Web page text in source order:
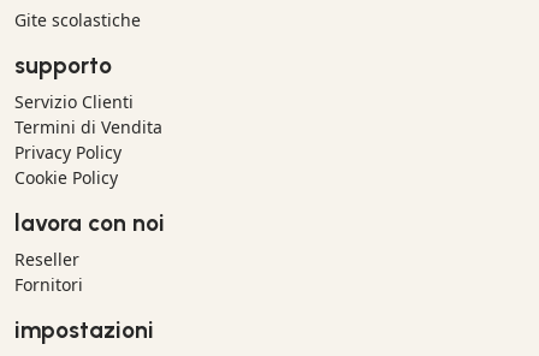
Gite scolastiche
supporto
Servizio Clienti
Termini di Vendita
Privacy Policy
Cookie Policy
lavora con noi
Reseller
Fornitori
impostazioni